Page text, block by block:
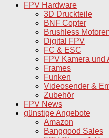
FPV Hardware
3D Druckteile
BNF Copter
Brushless Motoren
Digital FPV
FC & ESC
FPV Kamera und
Frames
Funken
Videosender &
Zubehör
FPV News
günstige Angebote
Amazon
Banggood Sales